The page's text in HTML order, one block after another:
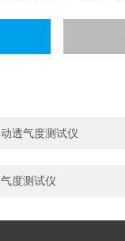
透气度测试仪
度测试仪